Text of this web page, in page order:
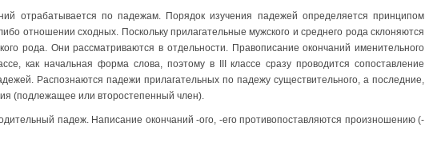
отрабатывается по падежам. Порядок изучения падежей определяется принци­пом
отношении сход­ных. Поскольку прилагательные мужского и среднего рода склоняются
рода. Они рассматриваются в отдельности. Правописание окончаний именительного
как на­чальная форма слова, поэтому в III классе сразу проводится сопоставление
Рас­познаются падежи прилагательных по падежу существитель­ного, а последние,
(под­лежащее или второстепенный член).
падеж. Написание окончаний -ого, -его противопоставляются про­изношению (-